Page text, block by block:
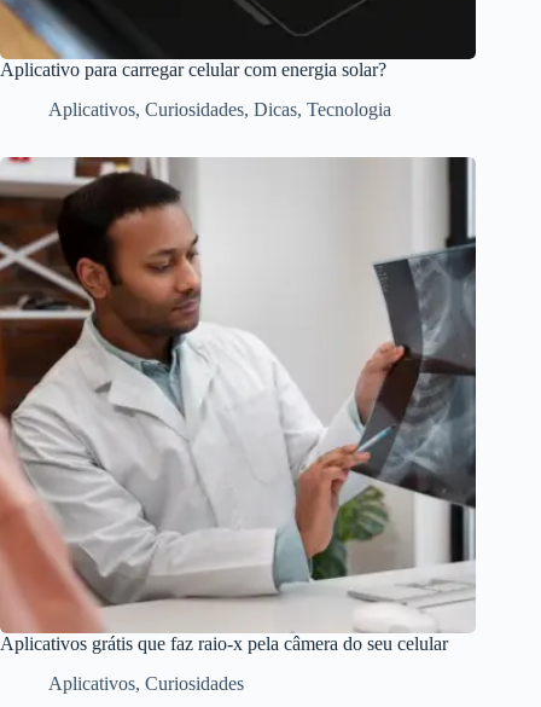
Aplicativo para carregar celular com energia solar?
Aplicativos, Curiosidades, Dicas, Tecnologia
Aplicativos grátis que faz raio-x pela câmera do seu celular
Aplicativos, Curiosidades